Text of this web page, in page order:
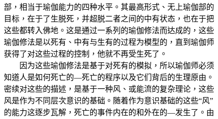
部，相当于瑜伽能力的四种水平。其最高形式、无上瑜伽部的
目标，在于了生脱死，并超脱二者之间的中有状态，也在于把
这些都转入佛地。这是通过一系列的瑜伽修法而达成的，这些
瑜伽修法是以死有、中有与生有的过程为模型的，直到瑜伽师
获得了对这些过程的控制，他就不再受生死了。
因为这些瑜伽修法是基于对死有的模拟，所以瑜伽师必须
知道人是如何死亡的—死亡的程序以及它们背后的生理原由。
密续对这些的描述，是基于一种风、或能流的复杂理论，这些
风是作为不同层次意识的基础。随着作为意识基础的这些“风”
的能力这逐步瓦解，死亡的事件内在的和外在的—发生了。由